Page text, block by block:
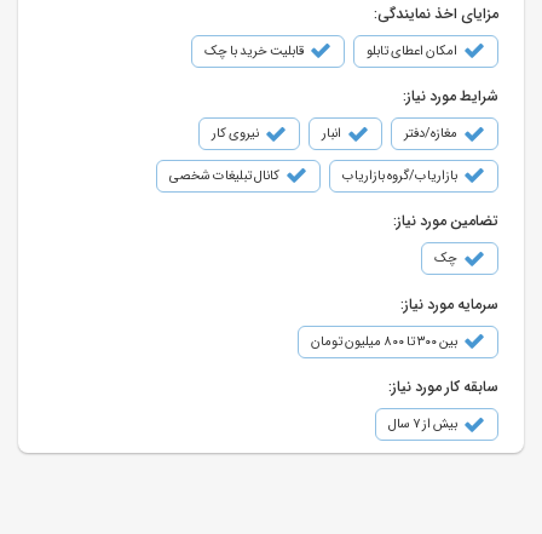
مزایای اخذ نمایندگی:
امکان اعطای تابلو قابلیت خرید با چک
شرایط مورد نیاز:
مغازه/دفتر انبار نیروی کار
بازاریاب/گروه بازاریاب کانال تبلیغات شخصی
تضامین مورد نیاز:
چک
سرمایه مورد نیاز:
بین ۳۰۰ تا ۸۰۰ میلیون تومان
سابقه کار مورد نیاز:
بیش از ۷ سال